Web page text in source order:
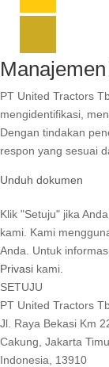
PT United Tractors
mengidentifikasi,
Dengan tindakan
respon yang sesuai
Unduh dokumen
Klik "Setuju" jika
kami. Kami
Anda. Untuk
Privasi kami.
SETUJU
PT United Tractors
Jl. Raya Bekasi Km
Cakung, Jakarta
Indonesia, 13910